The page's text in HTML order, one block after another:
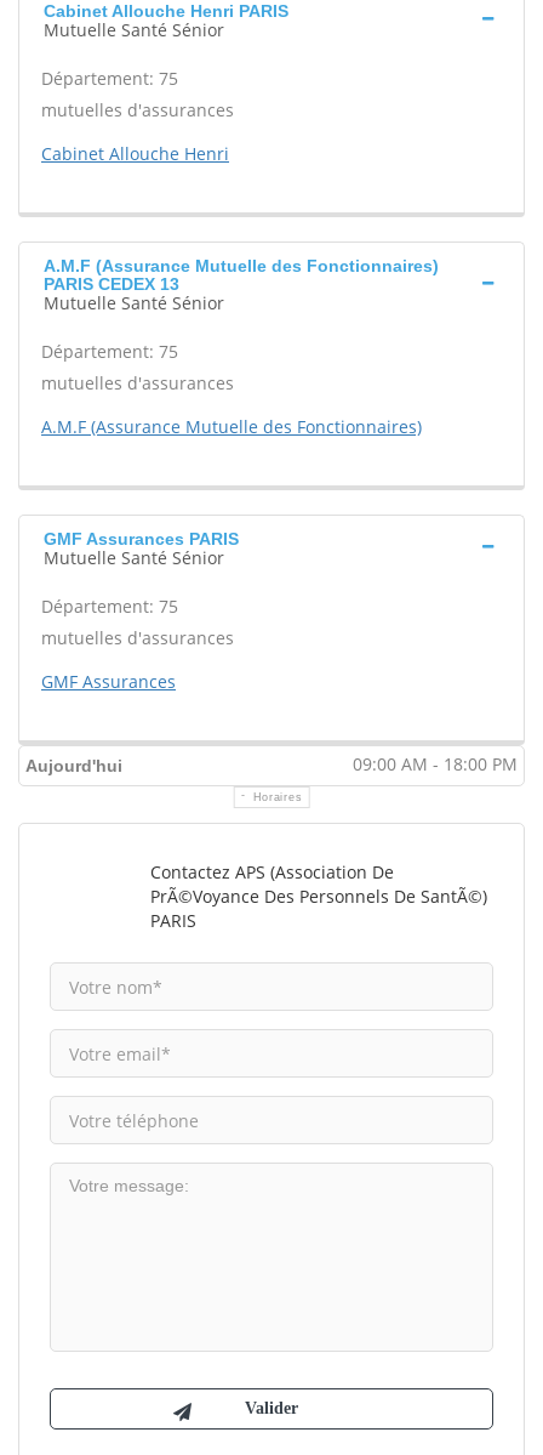
Cabinet Allouche Henri PARIS
Mutuelle Santé Sénior
Département: 75
mutuelles d'assurances
Cabinet Allouche Henri
A.M.F (Assurance Mutuelle des Fonctionnaires)
PARIS CEDEX 13
Mutuelle Santé Sénior
Département: 75
mutuelles d'assurances
A.M.F (Assurance Mutuelle des Fonctionnaires)
GMF Assurances PARIS
Mutuelle Santé Sénior
Département: 75
mutuelles d'assurances
GMF Assurances
Aujourd'hui 09:00 AM - 18:00 PM
Horaires
Contactez APS (Association De
PrÃ©voyance Des Personnels De SantÃ©)
PARIS